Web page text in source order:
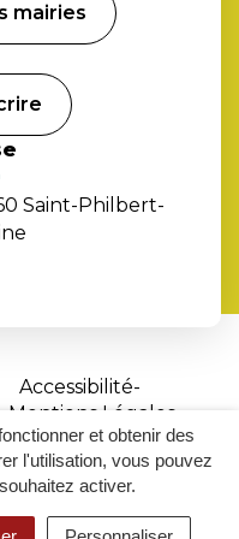
et obtenir des
l'utilisation, vous pouvez
activer.
mairies
Saint-Philbert-
Accessibilité
Mentions Légales